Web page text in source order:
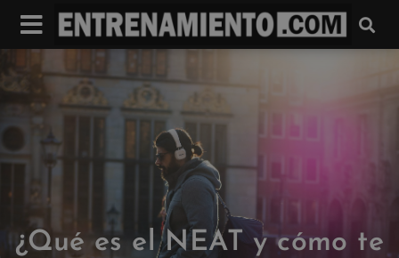
¿Qué es el NEAT y cómo te